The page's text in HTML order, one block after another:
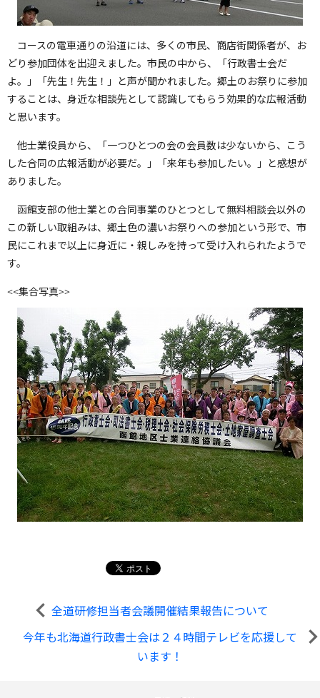
コースの電車通りの沿道には、多くの市民、商店街関係者が、お
どり参加団体を出迎えました。市民の中から、「行政書士会だ
よ。」「先生！先生！」と声が聞かれました。郷土のお祭りに参加
することは、身近な相談先として認識してもらう効果的な広報活動
と思います。
他士業役員から、「一つひとつの会の会員数は少ないから、こう
した合同の広報活動が必要だ。」「来年も参加したい。」と感想が
ありました。
函館支部の他士業との合同事業のひとつとして無料相談会以外の
この新しい取組みは、郷土色の濃いお祭りへの参加という形で、市
民にこれまで以上に身近に・親しみを持って受け入れられたようで
す。
<<集合写真>>
全道研修担当者会議開催結果報告について
今年も北海道行政書士会は２４時間テレビを応援して
います！